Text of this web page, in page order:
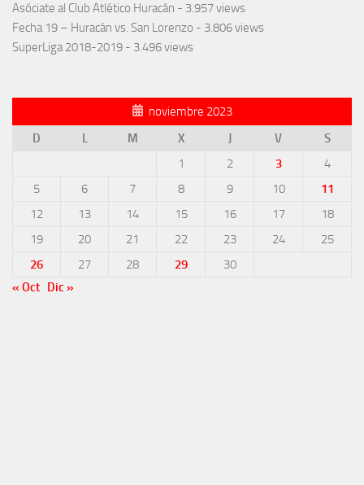
Asóciate al Club Atlético Huracán - 3.957 views
Fecha 19 – Huracán vs. San Lorenzo - 3.806 views
SuperLiga 2018-2019 - 3.496 views
noviembre 2023
D
L M X J V
S
1
2 3
4
5
6 7 8 9 10
11
12
13 14 15 16 17
18
19
20 21 22 23 24
25
26
27 28 29
30
« Oct Dic »